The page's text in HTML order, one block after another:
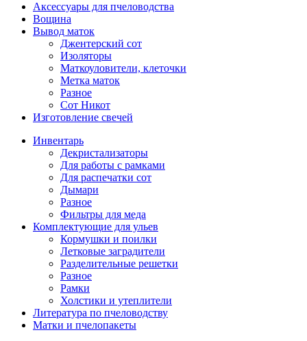
Аксессуары для пчеловодства
Вощина
Вывод маток
Джентерский сот
Изоляторы
Маткоуловители, клеточки
Метка маток
Разное
Сот Никот
Изготовление свечей
Инвентарь
Декристализаторы
Для работы с рамками
Для распечатки сот
Дымари
Разное
Фильтры для меда
Комплектующие для ульев
Кормушки и поилки
Летковые заградители
Разделительные решетки
Разное
Рамки
Холстики и утеплители
Литература по пчеловодству
Матки и пчелопакеты